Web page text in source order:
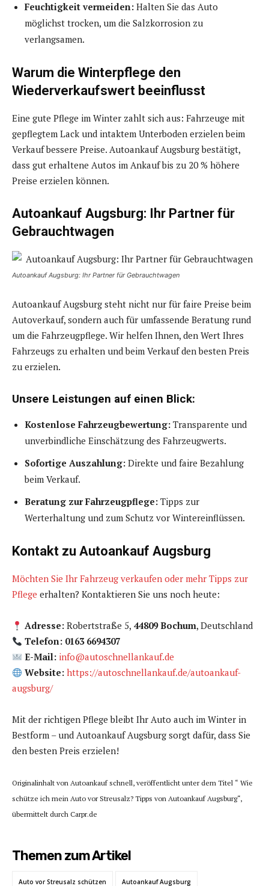
Feuchtigkeit vermeiden: Halten Sie das Auto
möglichst trocken, um die Salzkorrosion zu
verlangsamen.
Warum die Winterpflege den
Wiederverkaufswert beeinflusst
Eine gute Pflege im Winter zahlt sich aus: Fahrzeuge mit
gepflegtem Lack und intaktem Unterboden erzielen beim
Verkauf bessere Preise. Autoankauf Augsburg bestätigt,
dass gut erhaltene Autos im Ankauf bis zu 20 % höhere
Preise erzielen können.
Autoankauf Augsburg: Ihr Partner für
Gebrauchtwagen
Autoankauf Augsburg: Ihr Partner für Gebrauchtwagen
Autoankauf Augsburg steht nicht nur für faire Preise beim
Autoverkauf, sondern auch für umfassende Beratung rund
um die Fahrzeugpflege. Wir helfen Ihnen, den Wert Ihres
Fahrzeugs zu erhalten und beim Verkauf den besten Preis
zu erzielen.
Unsere Leistungen auf einen Blick:
Kostenlose Fahrzeugbewertung: Transparente und
unverbindliche Einschätzung des Fahrzeugwerts.
Sofortige Auszahlung: Direkte und faire Bezahlung
beim Verkauf.
Beratung zur Fahrzeugpflege: Tipps zur
Werterhaltung und zum Schutz vor Wintereinflüssen.
Kontakt zu Autoankauf Augsburg
Möchten Sie Ihr Fahrzeug verkaufen oder mehr Tipps zur
Pflege erhalten? Kontaktieren Sie uns noch heute:
Adresse: Robertstraße 5, 44809 Bochum, Deutschland
Telefon: 0163 6694307
E-Mail: info@autoschnellankauf.de
Website:https://autoschnellankauf.de/autoankauf-
augsburg/
Mit der richtigen Pflege bleibt Ihr Auto auch im Winter in
Bestform – und Autoankauf Augsburg sorgt dafür, dass Sie
den besten Preis erzielen!
Originalinhalt von Autoankauf schnell, veröffentlicht unter dem Titel “ Wie
schütze ich mein Auto vor Streusalz? Tipps von Autoankauf Augsburg“,
übermittelt durch Carpr.de
Themen zum Artikel
Auto vor Streusalz schützen Autoankauf Augsburg